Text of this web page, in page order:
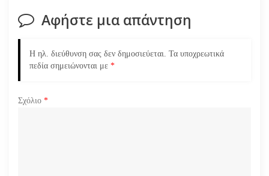
η
ρ
θ
Αφήστε μια απάντηση
Η ηλ. διεύθυνση σας δεν δημοσιεύεται. Τα υποχρεωτικά
πεδία σημειώνονται με *
Σχόλιο *